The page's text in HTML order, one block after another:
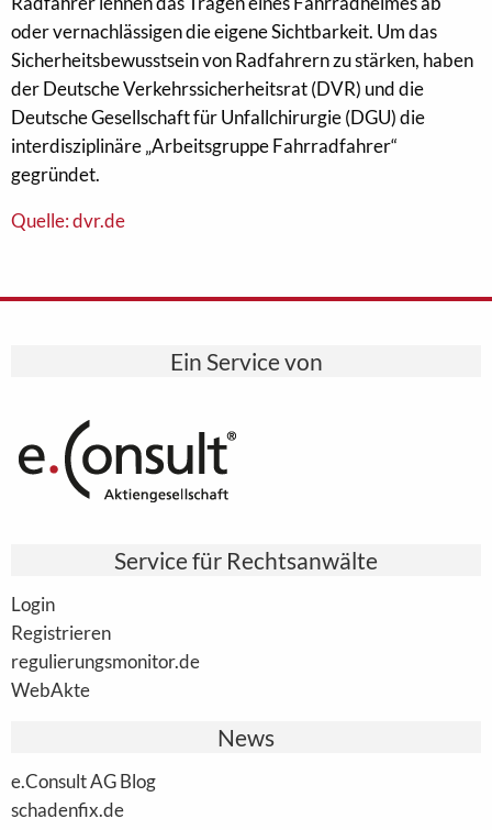
oder vernachlässigen die eigene Sichtbarkeit. Um das
Sicherheitsbewusstsein von Radfahrern zu stärken, haben
der Deutsche Verkehrssicherheitsrat (DVR) und die
Deutsche Gesellschaft für Unfallchirurgie (DGU) die
interdisziplinäre „Arbeitsgruppe Fahrradfahrer“
gegründet.
Quelle: dvr.de
Ein Service von
Service für Rechtsanwälte
Login
Registrieren
regulierungsmonitor.de
WebAkte
News
e.Consult AG Blog
schadenfix.de